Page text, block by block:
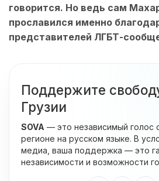
говорится. Но ведь сам
прославился именно
представителей ЛГБТ-
Поддержите
Грузии
SOVA — это независимый голос
регионе на русском языке. В
медиа, ваша поддержка — это
независимости и возможности